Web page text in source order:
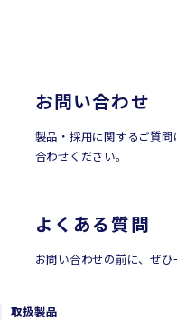
お問い合わせ
製品・採用に関するご質
合わせください。
よくある質問
お問い合わせの前に、ぜひ
取扱製品